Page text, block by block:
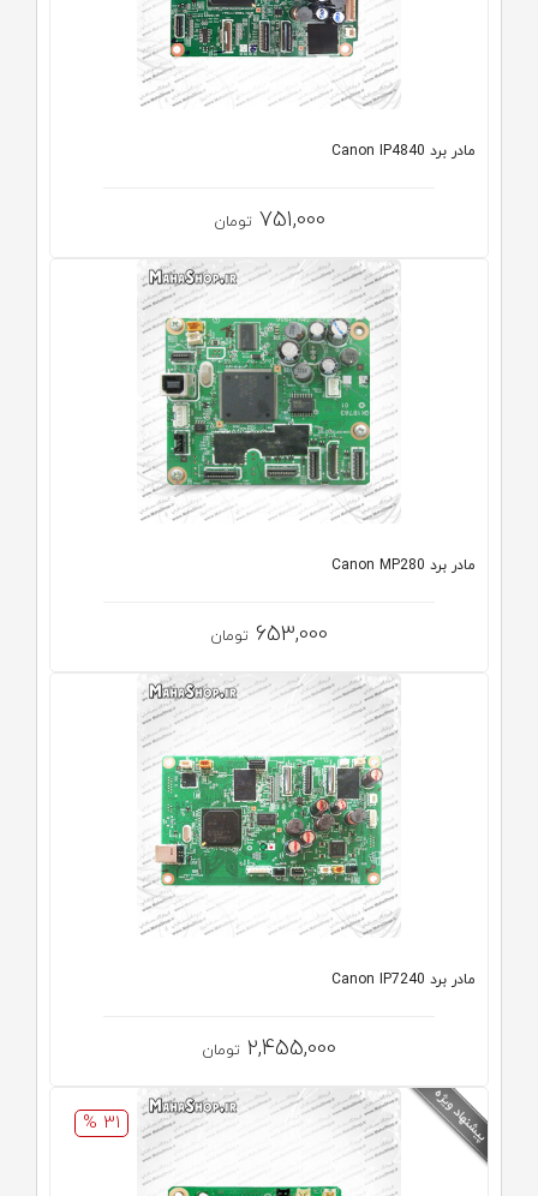
مادر برد Canon IP4840
751,000 تومان
مادر برد Canon MP280
653,000 تومان
مادر برد Canon IP7240
2,455,000 تومان
31 %